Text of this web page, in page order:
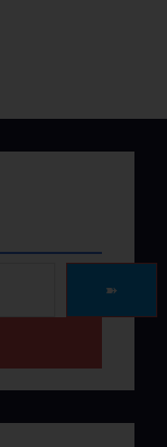
➽